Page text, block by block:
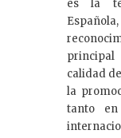
es la
calidad
la
tanto